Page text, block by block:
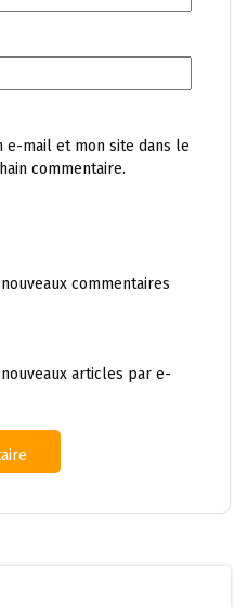
e-mail et mon site dans le
commentaire.
commentaires
articles par e-